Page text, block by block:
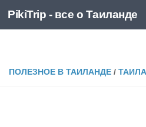
Перейти к содержимому
PikiTrip - все о Таиланде
PikiTrip - все
ПОЛЕЗНОЕ В ТАИЛАНДЕ /